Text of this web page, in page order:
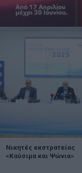
Νικητές εκστρατείας
«Καύσιμα και Ψώνια»